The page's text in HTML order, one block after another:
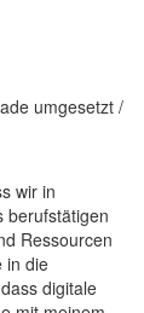
umgesetzt /
wir in
berufstätigen
Ressourcen
in die
digitale